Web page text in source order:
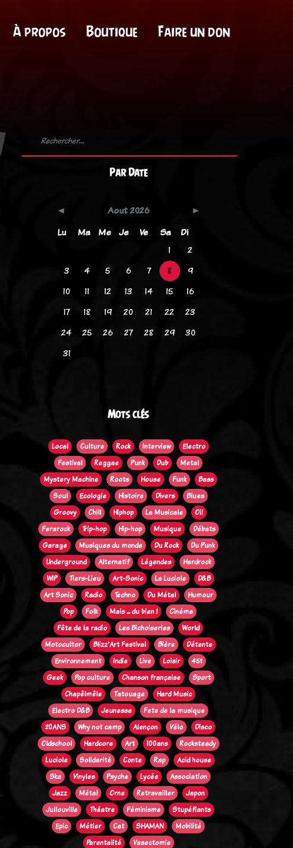
À propos Boutique Faire un don
Par Date
Aout 2026
Lu
Ma Me Je Ve Sa
Di
1
2
3
4 5 6 7 8
9
10
11 12 13 14 15
16
17
18 19 20 21 22
23
24
25 26 27 28 29
30
31
Mots clés
Local Culture Rock Interview
Electro
Festival
Reggae Punk Dub
Metal
Mystery Machine
Roots House Funk
Bass
Soul
Ecologie Histoire Divers
Blues
Groovy
Chill Hiphop La Musicale
Oi!
Ferarock
Trip-hop Hip-hop Musique
Débats
Garage
Musiques du monde Du Rock
Du Punk
Underground
Alternatif Légendes
Hardrock
WIP
Tiers-Lieu Art-Sonic La Luciole
D&B
Art Sonic
Radio Techno Du Métal
Humour
Pop
Folk Mais ... du bien !
Cinéma
Fête de la radio
Les Bichoiseries
World
Motocultor
Blizz'Art Festival Bière
Détente
Environnement
Indie Live Loisir
45t
Geek
Pop culture Chanson française
Sport
Chapêlmêle
Tatouage
Hard Music
Electro D&B
Jeunesse
Fete de la musique
20ANS
Why not camp Alençon Vélo
Disco
Oldschool
Hardcore Art 100ans
Rocksteady
Luciole
Solidarité Conte Rap
Acid house
Ska
Vinyles Psyche Lycée
Association
Jazz
Métal Orne Retravailler
Japon
Jullouville
Théatre Féminisme
Stupéfiants
Epic
Métier Cat SHAMAN
Mobilité
Parentalité
Vasectomie